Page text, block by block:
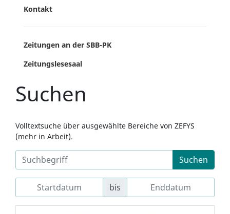
Kontakt
Zeitungen an der SBB-PK
Zeitungslesesaal
Suchen
Volltextsuche über ausgewählte Bereiche von ZEFYS
(mehr in Arbeit).
Suchen
bis